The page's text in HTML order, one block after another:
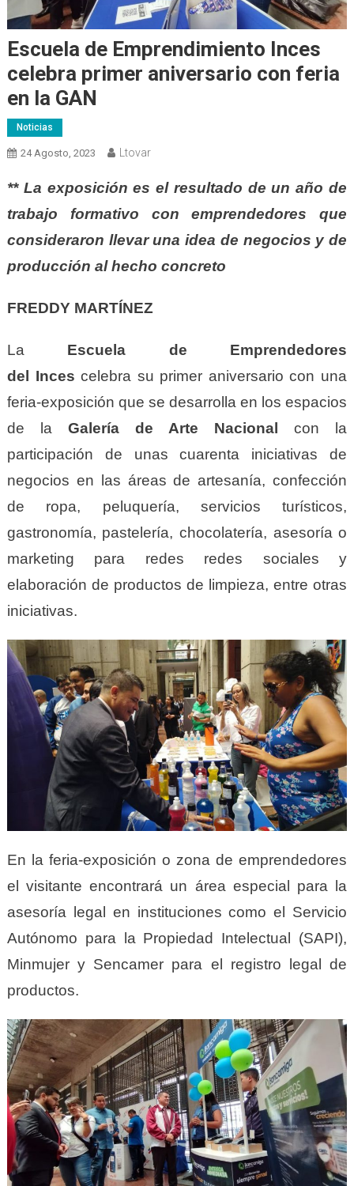
Escuela de Emprendimiento Inces
celebra primer aniversario con feria
en la GAN
Noticias
24 Agosto, 2023 Ltovar
** La exposición es el resultado de un año de
trabajo formativo con emprendedores que
consideraron llevar una idea de negocios y de
producción al hecho concreto
FREDDY MARTÍNEZ
La Escuela de Emprendedores
del Inces celebra su primer aniversario con una
feria-exposición que se desarrolla en los espacios
de la Galería de Arte Nacional
con la
participación de unas cuarenta iniciativas de
negocios en las áreas de artesanía, confección
de ropa, peluquería, servicios turísticos,
gastronomía, pastelería, chocolatería, asesoría o
marketing para redes redes sociales y
elaboración de productos de limpieza, entre otras
iniciativas.
En la feria-exposición o zona de emprendedores
el visitante encontrará un área especial para la
asesoría legal en instituciones como el Servicio
Autónomo para la Propiedad Intelectual (SAPI),
Minmujer y Sencamer para el registro legal de
productos.